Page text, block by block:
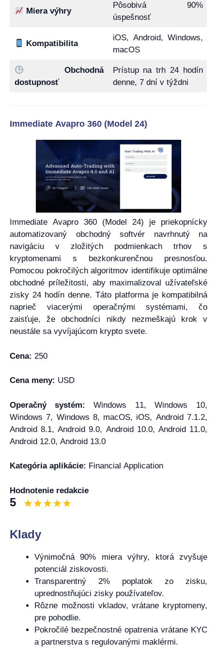
Miera výhry
Pôsobivá 90%
úspešnosť
Kompatibilita
iOS, Android, Windows,
macOS
Obchodná
dostupnosť
Prístup na trh 24 hodín
denne, 7 dní v týždni
Immediate Avapro 360 (Model 24)
Immediate Avapro 360 (Model 24) je priekopnícky
automatizovaný obchodný softvér navrhnutý na
navigáciu v zložitých podmienkach trhov s
kryptomenami s bezkonkurenčnou presnosťou.
Pomocou pokročilých algoritmov identifikuje optimálne
obchodné príležitosti, aby maximalizoval užívateľské
zisky 24 hodín denne. Táto platforma je kompatibilná
naprieč viacerými operačnými systémami, čo
zaisťuje, že obchodníci nikdy nezmeškajú krok v
neustále sa vyvíjajúcom krypto svete.
Cena: 250
Cena meny: USD
Operačný systém: Windows 11, Windows 10,
Windows 7, Windows 8, macOS, iOS, Android 7.1.2,
Android 8.1, Android 9.0, Android 10.0, Android 11.0,
Android 12.0, Android 13.0
Kategória aplikácie: Financial Application
Hodnotenie redakcie
5
Klady
Výnimočná 90% miera výhry, ktorá zvyšuje
potenciál ziskovosti.
Transparentný 2% poplatok zo zisku,
uprednostňujúci zisky používateľov.
Rôzne možnosti vkladov, vrátane kryptomeny,
pre pohodlie.
Pokročilé bezpečnostné opatrenia vrátane KYC
a partnerstva s regulovanými maklérmi.